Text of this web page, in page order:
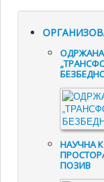
НАУЧНА
ПОЗИВ